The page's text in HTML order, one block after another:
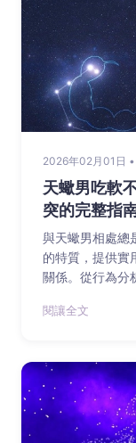
2026年02月01日
天蠍男吃軟
突的完整指
與天蠍男相處總
的特質，提供實
關係。從行為分
閱讓全文